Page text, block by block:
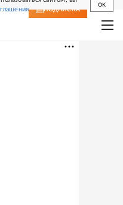
OK
ПОДПИСКА